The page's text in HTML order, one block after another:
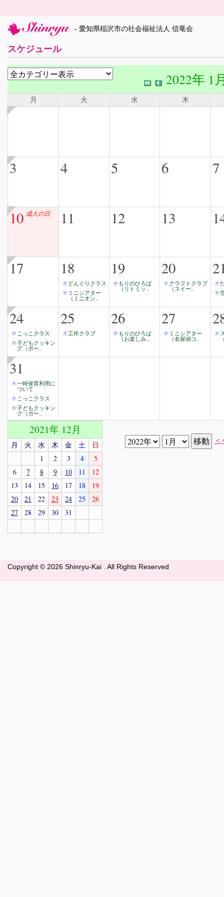
- 愛知県稲沢市の社会福祉法人 信竜会
スケジュール
2022年 1
月 火 水 木
3 4 5 6 7
10 成人の日 11 12 13
17 18
どんぐりクラス
ミニシアター
（ミニオン..
19
もりのひろば
（リトミッ..
20
クラフトクラブ
（スイー..
24
こっこクラス
子どもクッキン
グ（ボー..
25
工作クラブ
26
もりのひろば
（お楽しみ..
27
ミニシアター
（名探偵コ..
31
一時保育利用に
ついて
こっこクラス
子どもクッキン
グ（ガー..
2021年 12月
月 火 水 木 金 土
日
1
2 3 4
5
6
7 8 9 10 11
12
13
14 15 16 17 18
19
20
21 22 23 24 25
26
27
28 29 30 31
Copyright © 2026 Shinryu-Kai . All Rights Reserved